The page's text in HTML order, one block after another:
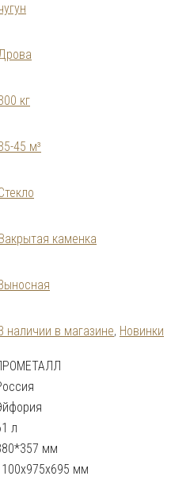
кг
45 м³
каменка
наличии в магазине, Новинки
л
мм
мм